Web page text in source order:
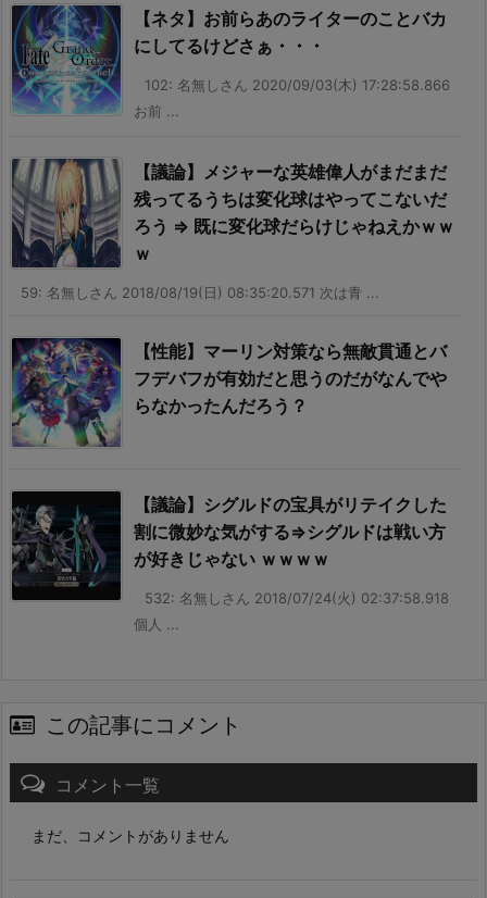
【ネタ】お前らあのライターのことバカ
にしてるけどさぁ・・・
102: 名無しさん 2020/09/03(木) 17:28:58.866
お前 ...
【議論】メジャーな英雄偉人がまだまだ
残ってるうちは変化球はやってこないだ
ろう ⇒ 既に変化球だらけじゃねえかｗｗ
ｗ
59: 名無しさん 2018/08/19(日) 08:35:20.571 次は青 ...
【性能】マーリン対策なら無敵貫通とバ
フデバフが有効だと思うのだがなんでや
らなかったんだろう？
【議論】シグルドの宝具がリテイクした
割に微妙な気がする⇒シグルドは戦い方
が好きじゃない ｗｗｗｗ
532: 名無しさん 2018/07/24(火) 02:37:58.918
個人 ...
この記事にコメント
コメント一覧
まだ、コメントがありません